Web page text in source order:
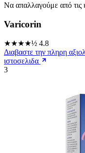
Να απαλλαγούμε από τις
Varicorin
★★★★½ 4.8
Διαβαστε την πληρη
ιστοσελιδα
3